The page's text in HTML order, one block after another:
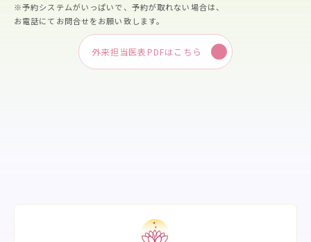
※予約システムがいっぱいで、予約が取れない場合は、
お電話にてお問合せをお願い致します。
外来担当医表PDFはこちら